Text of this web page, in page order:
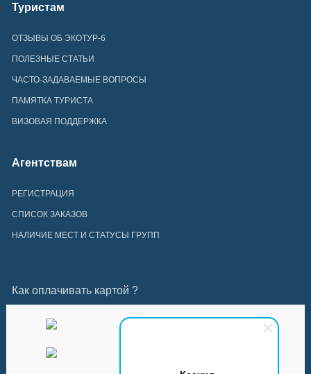
Туристам
ОТЗЫВЫ ОБ ЭКОТУР-6
ПОЛЕЗНЫЕ СТАТЬИ
ЧАСТО-ЗАДАВАЕМЫЕ ВОПРОСЫ
ПАМЯТКА ТУРИСТА
ВИЗОВАЯ ПОДДЕРЖКА
Агентствам
РЕГИСТРАЦИЯ
СПИСОК ЗАКАЗОВ
НАЛИЧИЕ МЕСТ И СТАТУСЫ ГРУПП
Как оплачивать картой ?